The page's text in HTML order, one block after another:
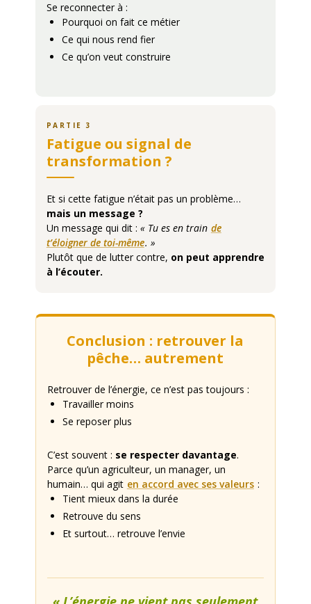
Se reconnecter à :
Pourquoi on fait ce métier
Ce qui nous rend fier
Ce qu’on veut construire
PARTIE 3
Fatigue ou signal de
transformation ?
Et si cette fatigue n’était pas un problème…
mais un message ?
Un message qui dit : « Tu es en train de
t’éloigner de toi-même. »
Plutôt que de lutter contre, on peut apprendre
à l’écouter.
Conclusion : retrouver la
pêche… autrement
Retrouver de l’énergie, ce n’est pas toujours :
Travailler moins
Se reposer plus
C’est souvent : se respecter davantage.
Parce qu’un agriculteur, un manager, un
humain… qui agit en accord avec ses valeurs :
Tient mieux dans la durée
Retrouve du sens
Et surtout… retrouve l’envie